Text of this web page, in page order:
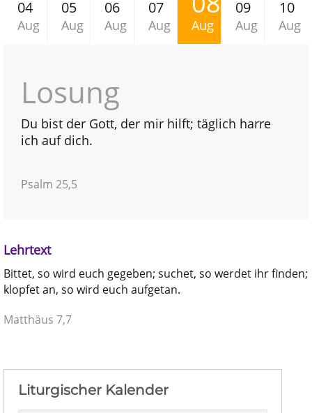
04
Aug
05
Aug
06
Aug
07
Aug Aug
09
Aug
10
Aug
Losung
Du bist der Gott, der mir hilft; täglich harre
ich auf dich.
Psalm 25,5
Lehrtext
Bittet, so wird euch gegeben; suchet, so werdet ihr finden;
klopfet an, so wird euch aufgetan.
Matthäus 7,7